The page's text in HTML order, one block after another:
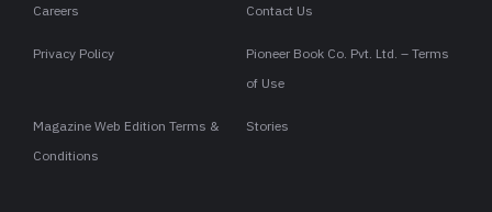
Careers Contact Us
Privacy Policy
Pioneer Book Co. Pvt. Ltd. – Terms
of Use
Magazine Web Edition Terms &
Conditions
Stories